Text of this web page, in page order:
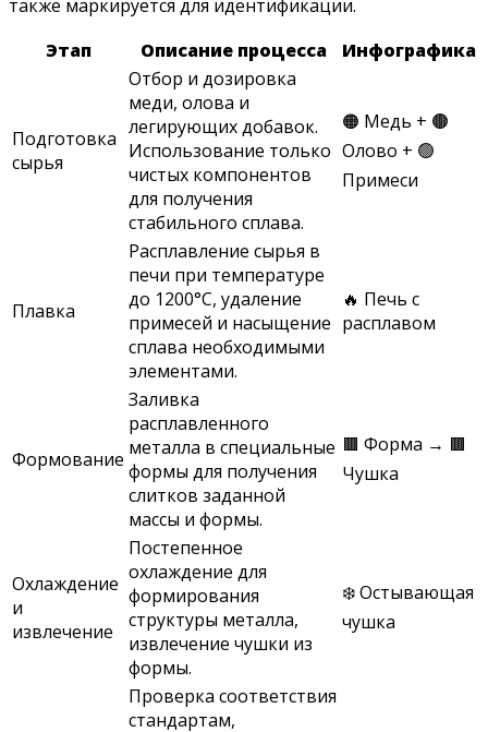
также маркируется для идентификации.
Этап
Описание процесса Инфографика
Подготовка
сырья
Отбор и дозировка
меди, олова и
легирующих добавок.
Использование только
чистых компонентов
для получения
стабильного сплава.
🟠 Медь + 🟤
Олово + 🟢
Примеси
Плавка
Расплавление сырья в
печи при температуре
до 1200°C, удаление
примесей и насыщение
сплава необходимыми
элементами.
🔥 Печь с
расплавом
Формование
Заливка
расплавленного
металла в специальные
формы для получения
слитков заданной
массы и формы.
🟫 Форма → 🟫
Чушка
Охлаждение
и
извлечение
Постепенное
охлаждение для
формирования
структуры металла,
извлечение чушки из
формы.
❄️ Остывающая
чушка
Проверка соответствия
стандартам,